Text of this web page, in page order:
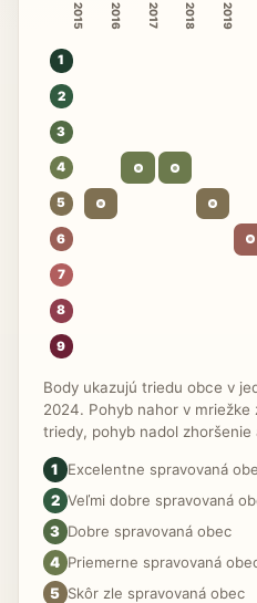
2015 2016 2017 2018 2019
1
2
3
4
5
6
7
8
9
Body ukazujú triedu obce v
2024. Pohyb nahor v
triedy, pohyb nadol
1 Excelentne spravovaná
2 Veľmi dobre spravovaná
3 Dobre spravovaná obec
4 Priemerne spravovaná
5 Skôr zle spravovaná obec